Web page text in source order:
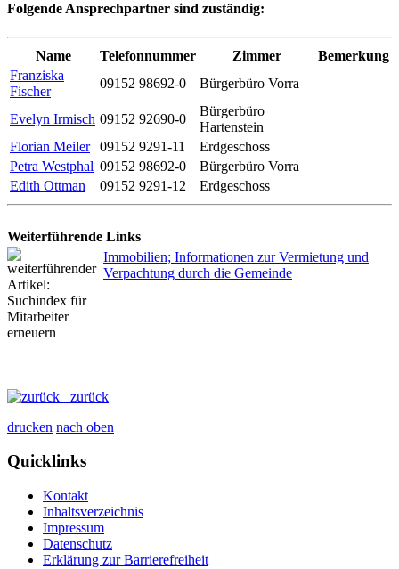
Folgende Ansprechpartner sind zuständig:
Name Telefonnummer Zimmer
Bemerkung
Franziska
Fischer
09152 98692-0 Bürgerbüro Vorra
Evelyn Irmisch 09152 92690-0
Bürgerbüro
Hartenstein
Florian Meiler
09152 9291-11
Erdgeschoss
Petra Westphal 09152 98692-0
Bürgerbüro Vorra
Edith Ottman
09152 9291-12 Erdgeschoss
Weiterführende Links
Immobilien; Informationen zur Vermietung und
Verpachtung durch die Gemeinde
zurück
drucken nach oben
Quicklinks
Kontakt
Inhaltsverzeichnis
Impressum
Datenschutz
Erklärung zur Barrierefreiheit